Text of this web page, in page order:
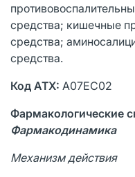
средства; кишечные
средства;
средства.
Код АТХ: А07ЕС02
Фармакологические
Фармакодинамика
Механизм действия